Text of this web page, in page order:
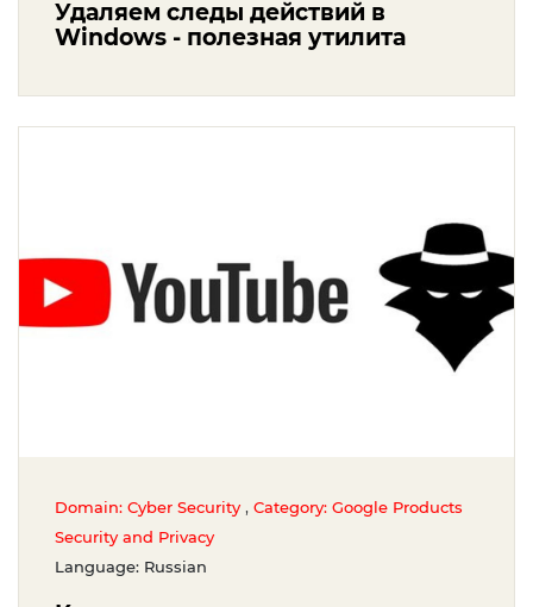
Удаляем следы действий в
Windows - полезная утилита
Domain: Cyber Security , Category: Google Products
Security and Privacy
Language: Russian